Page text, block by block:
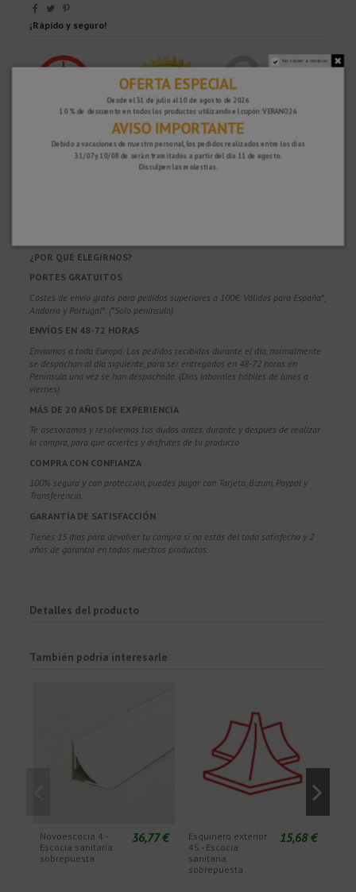
¡Rápido y seguro!
¿POR QUÉ ELEGIRNOS?
PORTES GRATUITOS
Costes de envío gratis para pedidos superiores a 100€. Válidos para España*,
Andorra y Portugal*. (*Solo península)
ENVÍOS EN 48-72 HORAS
Enviamos a toda Europa. Los pedidos recibidos durante el día, normalmente
se despachan al día siguiente, para ser entregados en 48-72 horas en
Península una vez se han despachado. (Días laborales hábiles de lunes a
viernes)
MÁS DE 20 AÑOS DE EXPERIENCIA
Te asesoramos y resolvemos tus dudas antes, durante y después de realizar
la compra, para que aciertes y disfrutes de tu producto.
COMPRA CON CONFIANZA
100% segura y con protección, puedes pagar con Tarjeta, Bizum, Paypal y
Transferencia.
GARANTÍA DE SATISFACCIÓN
Tienes 15 días para devolver tu compra si no estás del todo satisfecho y 2
años de garantía en todos nuestros productos.
Detalles del producto
También podría interesarle
Novoescocia 4 -
Escocia sanitaria
sobrepuesta
36,77 €
Esquinero exterior
4S - Escocia
sanitaria
sobrepuesta
15,68 €
No volver a mostrar.
OFERTA ESPECIAL
Desde el 31 de julio al 10 de agosto de 2026
10 % de descuento en todos los productos utilizando el cupón: VERANO26
AVISO IMPORTANTE
Debido a vacaciones de nuestro personal, los pedidos realizados entre los días
31/07 y 10/08 de serán tramitados a partir del día 11 de agosto.
Disculpen las molestias.